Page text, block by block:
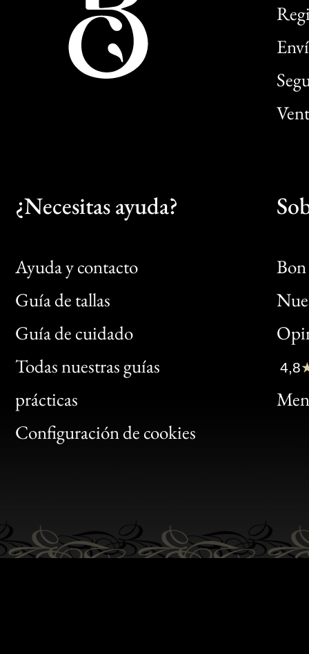
¿Necesitas ayuda?
Ayuda y contacto
Guía de tallas
Guía de cuidado
Todas nuestras guías
prácticas
Configuración de cookies
Bon
Clic
Bon
4,8